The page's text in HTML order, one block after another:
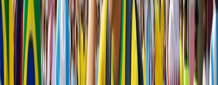
Una vez el proceso es completado, recibirá el correo de
confirmación de reservación de TAP Airline dentro unos pocos
minutos. Si enfrenta algún problema, conecta con el agente marca al
número que es 351 211234400 que sirve su servicio las 24 horas
todos los días.
Atención al cliente 24/7